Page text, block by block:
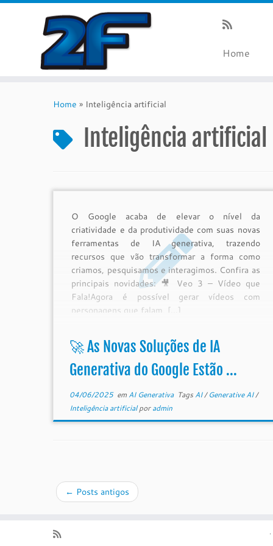
Home
Home » Inteligência artificial
Inteligência artificial
O Google acaba de elevar o nível da
criatividade e da produtividade com suas novas
ferramentas de IA generativa, trazendo
recursos que vão transformar a forma como
criamos, pesquisamos e interagimos. Confira as
principais novidades: 🎥 Veo 3 – Vídeo que
Fala!Agora é possível gerar vídeos com
personagens que falam, […]
🚀 As Novas Soluções de IA
Generativa do Google Estão ...
04/06/2025em AI Generativa Tags AI/Generative AI/
Inteligência artificialporadmin
← Posts antigos
·